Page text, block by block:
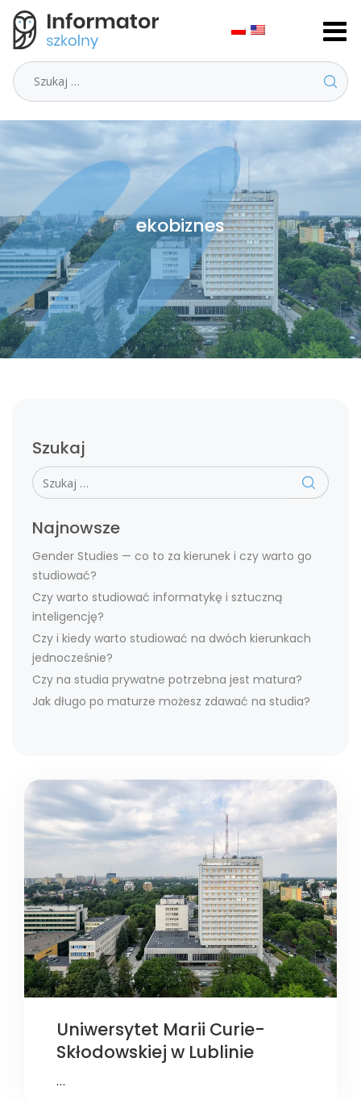
Szukaj
ekobiznes
Szukaj
Szukaj
Najnowsze
Gender Studies — co to za kierunek i czy warto go
studiować?
Czy warto studiować informatykę i sztuczną
inteligencję?
Czy i kiedy warto studiować na dwóch kierunkach
jednocześnie?
Czy na studia prywatne potrzebna jest matura?
Jak długo po maturze możesz zdawać na studia?
Uniwersytet Marii Curie-
Skłodowskiej w Lublinie
…